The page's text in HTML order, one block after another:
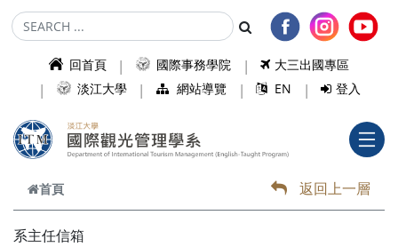
跳到主要內容
回首頁 國際事務學院
大三出國專區
淡江大學
網站導覽 EN 登入
首頁 返回上一層
系主任信箱